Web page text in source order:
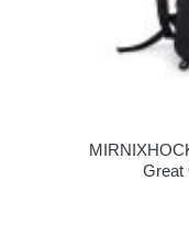
Great